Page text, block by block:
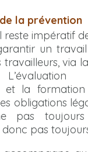
la prévention
reste impératif
un
travailleurs, via
et la
obligations
pas
pas